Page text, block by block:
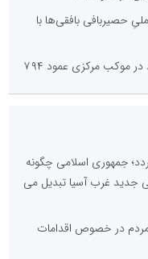
حصیربافی بافقی‌ها با
موکب مرکزی عمود ۷۹۴
جمهوری اسلامی چگونه
جدید غرب آسیا تبدیل می
در خصوص اقدامات